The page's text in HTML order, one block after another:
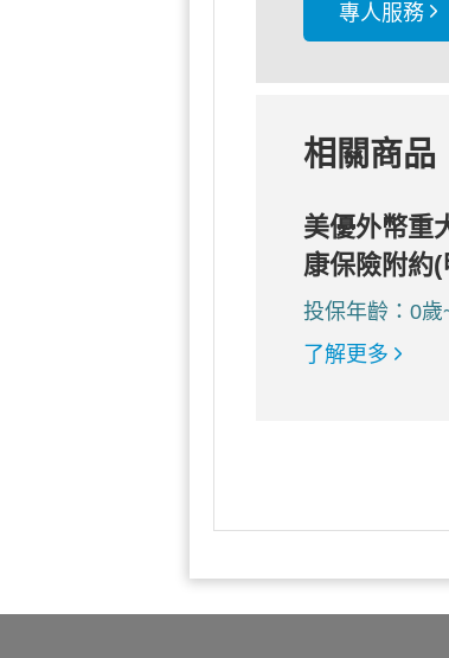
專人服務
相關商品
美優外幣重
康保險附約(
投保年齡：0歲
了解更多